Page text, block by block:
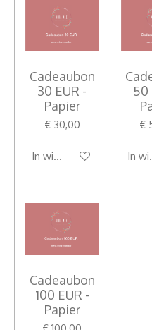
Cadeaubon
30 EUR -
Papier
€ 30,00
In winkelwagen
50
€
In
Cadeaubon
100 EUR -
Papier